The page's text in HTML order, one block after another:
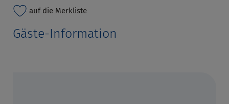
auf die Merkliste
Gäste-Information